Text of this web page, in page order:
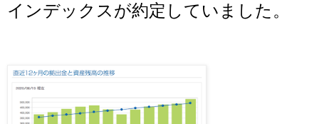
インデックスが約定していました。